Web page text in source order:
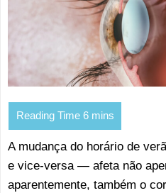
A mudança do horário de
e vice-versa — afeta não
aparentemente, também o